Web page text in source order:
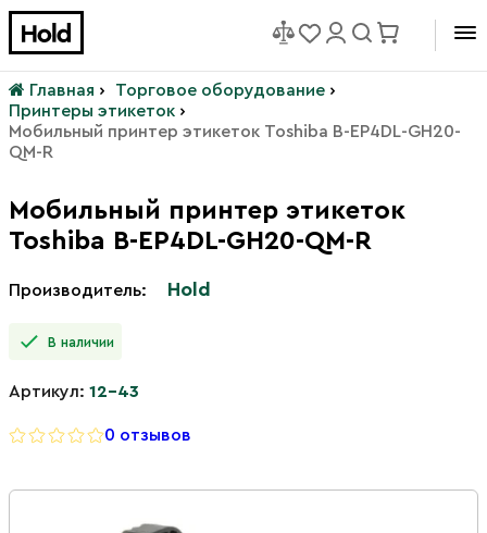
Главная › Торговое оборудование ›
Принтеры этикеток ›
Мобильный принтер этикеток Toshiba B-EP4DL-GH20-
QM-R
Мобильный принтер этикеток
Toshiba B-EP4DL-GH20-QM-R
Производитель: Hold
В наличии
Артикул: 12-43
0 отзывов